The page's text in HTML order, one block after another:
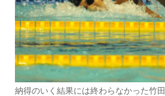
納得のいく結果には終わらなかった竹田